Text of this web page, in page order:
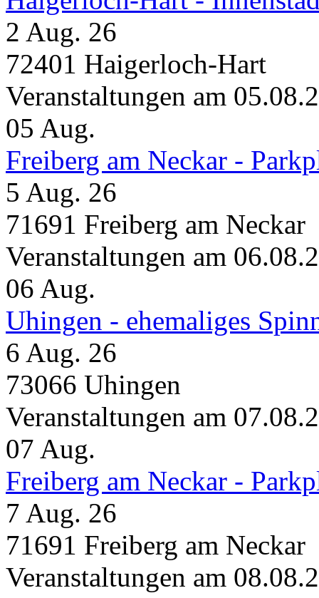
2 Aug. 26
72401 Haigerloch-Hart
Veranstaltungen am
05 Aug.
Freiberg am Neckar -
5 Aug. 26
71691 Freiberg am Neckar
Veranstaltungen am
06 Aug.
Uhingen - ehemaliges
6 Aug. 26
73066 Uhingen
Veranstaltungen am
07 Aug.
Freiberg am Neckar -
7 Aug. 26
71691 Freiberg am Neckar
Veranstaltungen am